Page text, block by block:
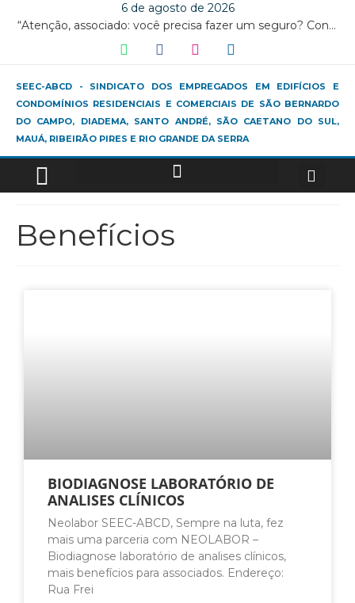
6 de agosto de 2026
“Atenção, associado: você precisa fazer um seguro? Confira nossa parceira e desconto exclusivo.
SEEC-ABCD - SINDICATO DOS EMPREGADOS EM EDIFÍCIOS E
CONDOMÍNIOS RESIDENCIAIS E COMERCIAIS DE SÃO BERNARDO
DO CAMPO, DIADEMA, SANTO ANDRÉ, SÃO CAETANO DO SUL,
MAUÁ, RIBEIRÃO PIRES E RIO GRANDE DA SERRA
Benefícios
BIODIAGNOSE LABORATÓRIO DE
ANALISES CLÍNICOS
Neolabor SEEC-ABCD, Sempre na luta, fez
mais uma parceria com NEOLABOR –
Biodiagnose laboratório de analises clínicos,
mais benefícios para associados. Endereço:
Rua Frei